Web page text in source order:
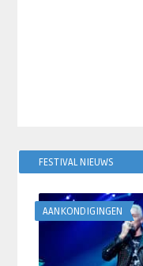
FESTIVAL NIEUWS
AANKONDIGINGEN